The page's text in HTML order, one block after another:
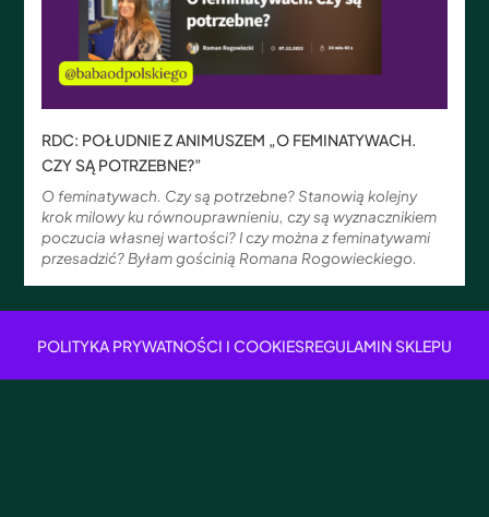
RDC: POŁUDNIE Z ANIMUSZEM „O FEMINATYWACH.
CZY SĄ POTRZEBNE?”
O feminatywach. Czy są potrzebne? Stanowią kolejny
krok milowy ku równouprawnieniu, czy są wyznacznikiem
poczucia własnej wartości? I czy można z feminatywami
przesadzić? Byłam gościnią Romana Rogowieckiego.
POLITYKA PRYWATNOŚCI I COOKIESREGULAMIN SKLEPU